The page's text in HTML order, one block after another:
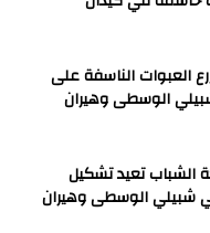
العبوات الناسفة على
الوسطى وهيران
الشباب تعيد تشكيل
شبيلي الوسطى وهيران